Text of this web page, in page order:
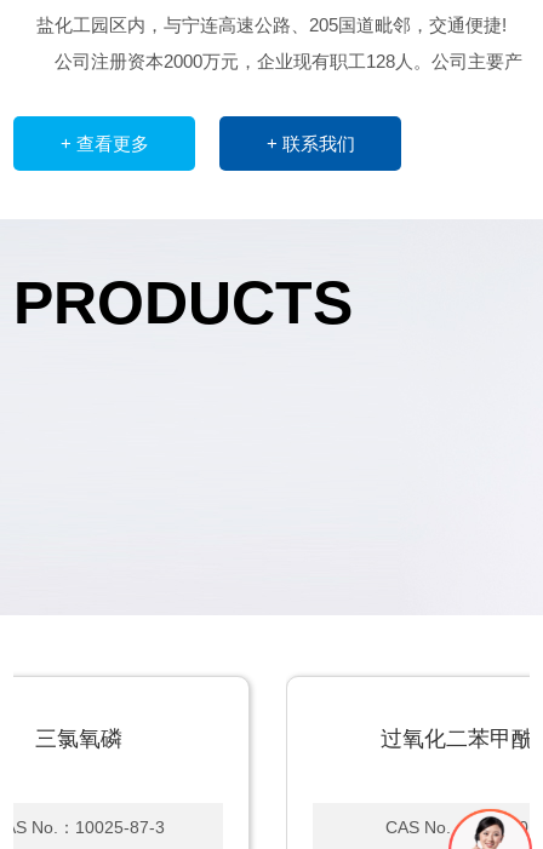
盐化工园区内，与宁连高速公路、205国道毗邻，交通便捷!
公司注册资本2000万元，企业现有职工128人。公司主要产
化二苯甲酰(BPO)、对氯苯甲酰氯、邻氟苯甲酰氯、丙烯酰氯、
甲基丙烯酰氯、2,4-二氯苯甲酰氯等系列产品。公司拥有先进的
烯酰氯产品无磷、无硫，是制造芳纶纤维、电子液晶显示、高档
反光涂料、高档树脂和医药中间体的选择产品，产品不但畅销全
+ 查看更多 + 联系我们
PRODUCTS
三氯氧磷
No.：10025-87-3
过氧化二苯甲酰
CAS No.：94-36-0